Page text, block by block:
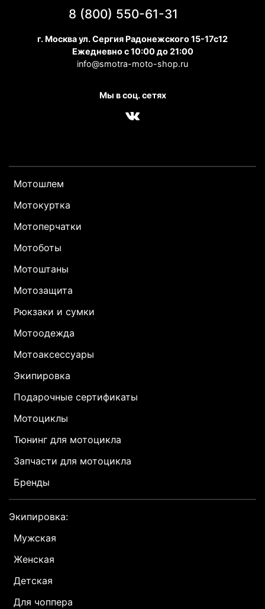
Мотошлем
Мотокуртка
Мотоперчатки
Мотоботы
Мотоштаны
Мотозащита
Рюкзаки и сумки
Мотоодежда
Мотоаксессуары
Экипировка
Подарочные сертификаты
Мотоциклы
Тюнинг для мотоцикла
Запчасти для мотоцикла
Бренды
Экипировка:
Мужская
Женская
Детская
Для чоппера
8 (800) 550-61-31
г. Москва ул. Сергия Радонежского 15-17с12
Ежедневно с 10:00 до 21:00
info@smotra-moto-shop.ru
Мы в соц. сетях